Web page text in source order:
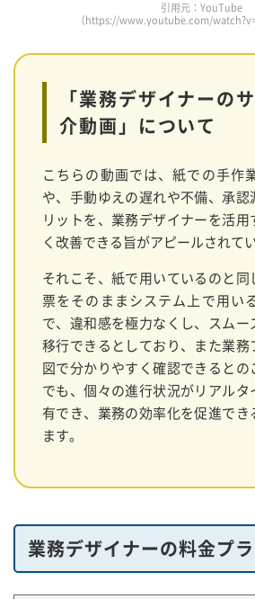
引用元：YouTube
（https://www.youtube.com/
「業務デザイナーの
介動画」について
こちらの動画では、紙での手作
や、手動ゆえの遅れや不備、承認
リットを、業務デザイナーを活用
く改善できる旨がアピールされてい
それこそ、紙で用いているのと
票をそのままシステム上で用い
で、違和感を極力なくし、スムー
移行できるとしており、また業
図で分かりやすく確認できると
でも、個々の進行状況がリアル
有でき、業務の効率化を促進でき
ます。
業務デザイナーの料金プ